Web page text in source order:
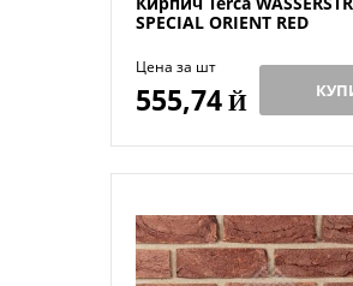
SPECIAL ORIENT RED
Цена за шт
555,74Й